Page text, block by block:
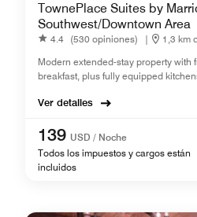
TownePlace Suites by
Southwest/Downtown Area
4.4 (530 opiniones) |
1,3 km
Modern extended-stay property with
breakfast, plus fully equipped
Ver detalles
139 USD / Noche
Todos los impuestos y cargos están
incluidos